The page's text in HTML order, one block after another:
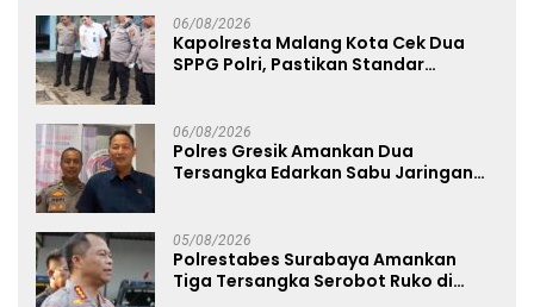
06/08/2026
Kapolresta Malang Kota Cek Dua
SPPG Polri, Pastikan Standar
06/08/2026
Polres Gresik Amankan Dua
Tersangka Edarkan Sabu Jaringan
05/08/2026
Polrestabes Surabaya Amankan
Tiga Tersangka Serobot Ruko di